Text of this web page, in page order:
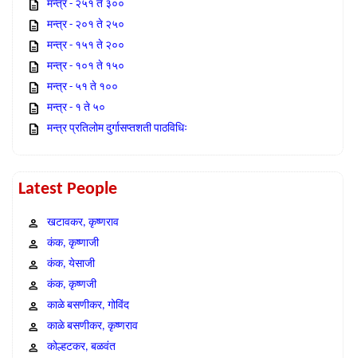
मन्त्र - २५१ ते ३००
मन्त्र - २०१ ते २५०
मन्त्र - १५१ ते २००
मन्त्र - १०१ ते १५०
मन्त्र - ५१ ते १००
मन्त्र - १ ते ५०
मन्त्र प्रतिलोम दुर्गासप्तशती पाठविधिः
Latest People
खटावकर, कृष्णराव
कंक, कृष्णाजी
कंक, येसाजी
कंक, कृष्णजी
काळे बसणीकर, गोविंद
काळे बसणीकर, कृष्णराव
कोल्हटकर, बळवंत